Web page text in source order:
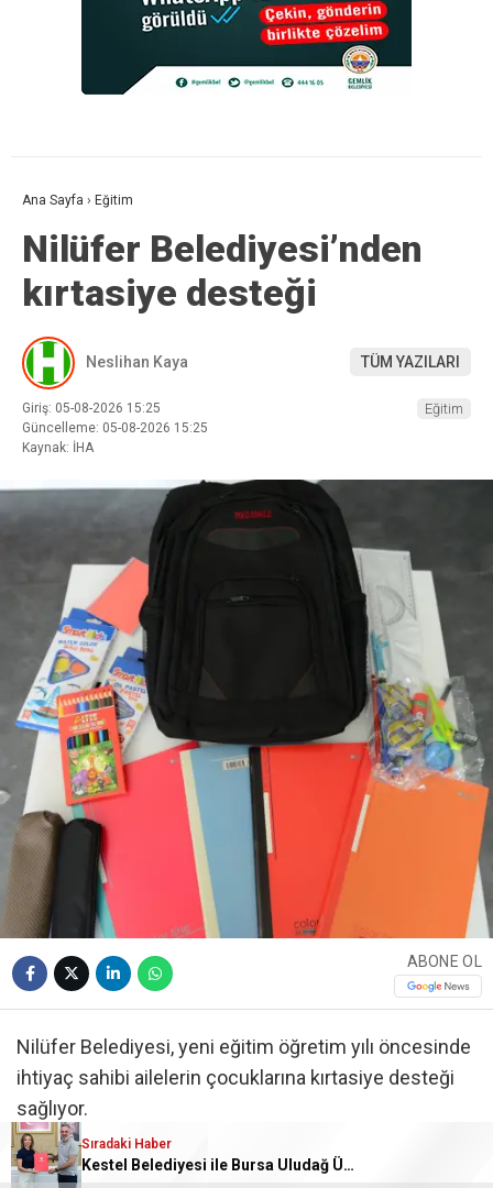
Ana Sayfa › Eğitim
Nilüfer Belediyesi’nden
kırtasiye desteği
Neslihan Kaya TÜM YAZILARI
Giriş: 05-08-2026 15:25
Güncelleme: 05-08-2026 15:25
Kaynak: İHA
Eğitim
ABONE OL
Nilüfer Belediyesi, yeni eğitim öğretim yılı öncesinde
ihtiyaç sahibi ailelerin çocuklarına kırtasiye desteği
sağlıyor.
Sosyal belediyecilik anlayışı ile hareket eden Nilüfer
Sıradaki Haber
Kestel Belediyesi ile Bursa Uludağ Üniversitesi arasında ‘İşletmede Mesleki Eğitim’ Protokolü imzalandı